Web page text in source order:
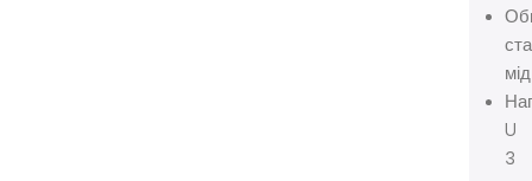
U
3